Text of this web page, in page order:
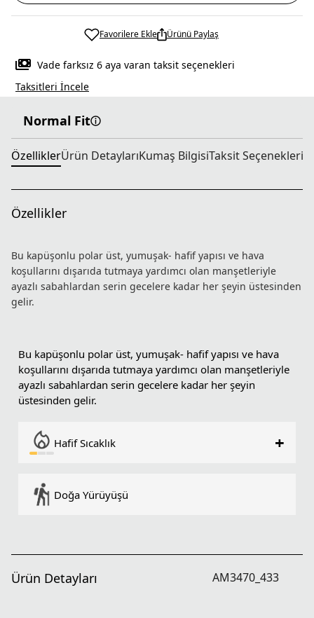
Favorilere Ekle Ürünü Paylaş
Vade farksız 6 aya varan taksit seçenekleri
Taksitleri İncele
Normal Fit
ÖzelliklerÜrün DetaylarıKumaş BilgisiTaksit Seçenekleri
Özellikler
Bu kapüşonlu polar üst, yumuşak- hafif yapısı ve hava
koşullarını dışarıda tutmaya yardımcı olan manşetleriyle
ayazlı sabahlardan serin gecelere kadar her şeyin üstesinden
gelir.
Bu kapüşonlu polar üst, yumuşak- hafif yapısı ve hava
koşullarını dışarıda tutmaya yardımcı olan manşetleriyle
ayazlı sabahlardan serin gecelere kadar her şeyin
üstesinden gelir.
Hafif Sıcaklık +
Doğa Yürüyüşü
Ürün Detayları AM3470_433